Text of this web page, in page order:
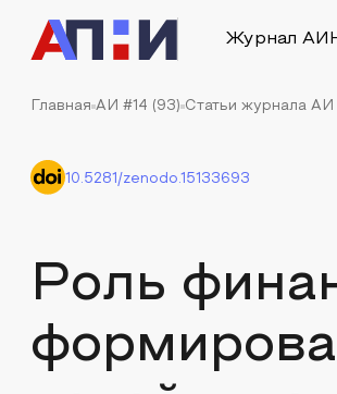
Журнал АИ
Главная АИ #14 (93) Статьи журнала АИ
10.5281/zenodo.15133693
Роль